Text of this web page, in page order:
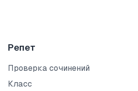
Репет
Проверка сочинений
Класс